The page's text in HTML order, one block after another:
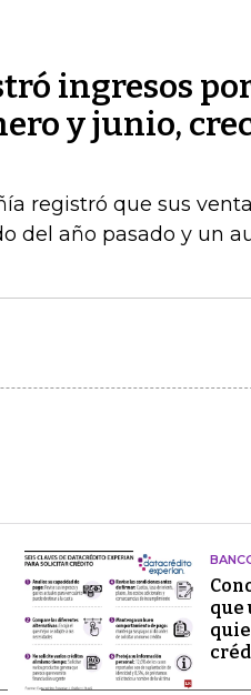
ingresos
y junio,
registró que sus
del año pasado y un
que